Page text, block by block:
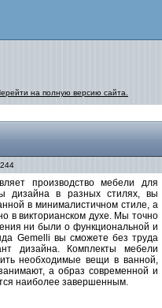
на полную версию сайта.
производство мебели для
дизайна в разных стилях, вы
в минималистичном стиле, а
в викторианском духе. Мы точно
ни были о функциональной и
Gemelli вы сможете без труда
дизайна. Комплекты мебели
необходимые вещи в ванной,
а образ современной и
наиболее завершенным.